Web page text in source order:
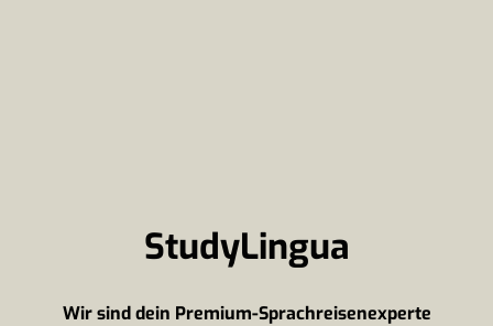
StudyLingua
Wir sind dein Premium-Sprachreisenexperte